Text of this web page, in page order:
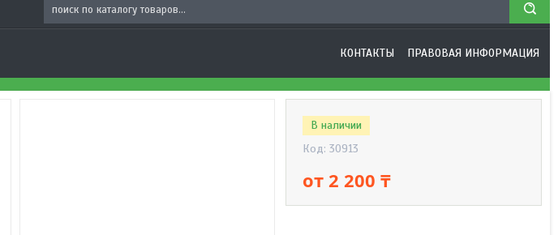
КОНТАКТЫ ПРАВОВАЯ ИНФОРМАЦИЯ
В наличии
Код: 30913
от 2 200 ₸